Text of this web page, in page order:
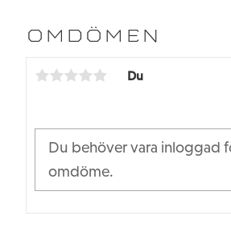
b
o
t
e
OMDÖMEN
Du